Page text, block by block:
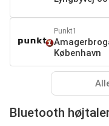
Punkt1
København
Bluetooth